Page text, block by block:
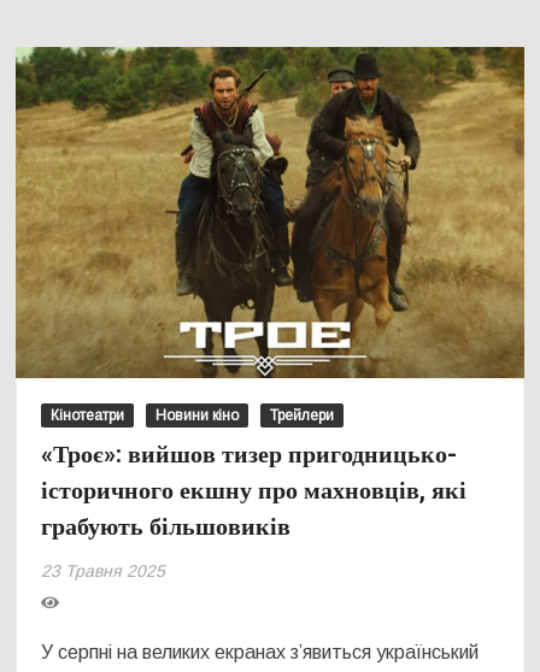
Кінотеатри Новини кіно Трейлери
«Троє»: вийшов тизер пригодницько-
історичного екшну про махновців, які
грабують більшовиків
23 Травня 2025
У серпні на великих екранах з’явиться український